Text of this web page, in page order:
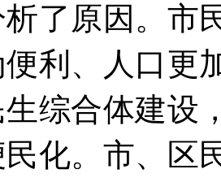
了原因。市
利、人口更
综合体建设
化。市、区